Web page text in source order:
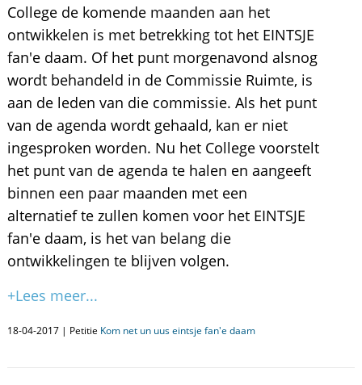
College de komende maanden aan het
ontwikkelen is met betrekking tot het EINTSJE
fan'e daam. Of het punt morgenavond alsnog
wordt behandeld in de Commissie Ruimte, is
aan de leden van die commissie. Als het punt
van de agenda wordt gehaald, kan er niet
ingesproken worden. Nu het College voorstelt
het punt van de agenda te halen en aangeeft
binnen een paar maanden met een
alternatief te zullen komen voor het EINTSJE
fan'e daam, is het van belang die
ontwikkelingen te blijven volgen.
+Lees meer...
18-04-2017 | Petitie Kom net un uus eintsje fan'e daam